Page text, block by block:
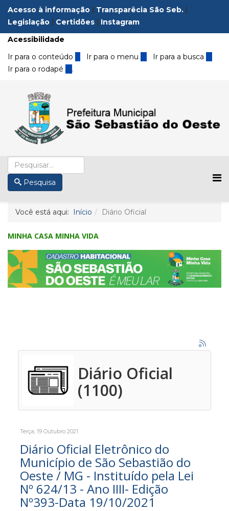
Acesso à informação | Transparêcia São Seb. |
Legislação | Certidões | Instagram
Acessibilidade
Ir para o conteúdo 1 Ir para o menu 2 Ir para a busca3
Ir para o rodapé 4 .
Pesquisa
Você está aqui: Início Diário Oficial
MINHA CASA MINHA VIDA
Diário Oficial
(1100)
Terça, 19 Outubro 2021
Diário Oficial Eletrônico do
Município de São Sebastião do
Oeste / MG - Instituído pela Lei
Nº 624/13 - Ano IIII- Edição
Nº393-Data 19/10/2021